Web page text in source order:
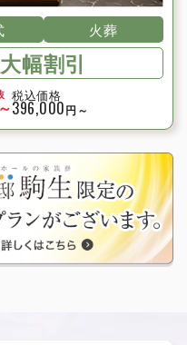
火葬
大幅割引
税込価格
396,000円～